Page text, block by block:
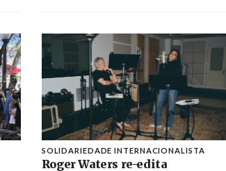
SOLIDARIEDADE INTERNACIONALISTA
Roger Waters re-edita